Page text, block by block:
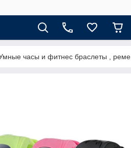
часы и фитнес браслеты ,